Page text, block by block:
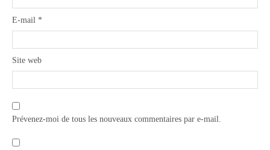
E-mail *
Site web
Prévenez-moi de tous les nouveaux commentaires par e-mail.